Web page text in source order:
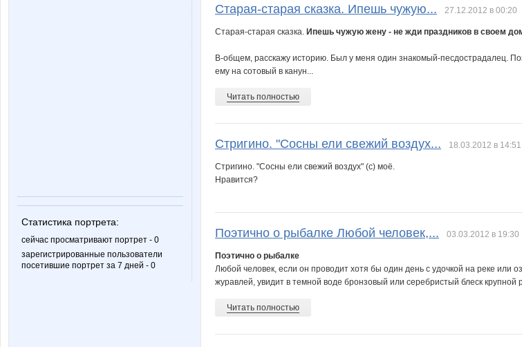
Статистика портрета:
сейчас просматривают портрет - 0
зарегистрированные пользователи
посетившие портрет за 7 дней - 0
Старая-старая сказка. Ипешь чужую... 27.12.2012 в 00:20
Старая-старая сказка. Ипешь чужую жену - не жди праздников в своем
В-общем, расскажу историю. Был у меня один знакомый-песдострадалец.
ему на сотовый в канун...
Читать полностью
Стригино. "Сосны ели свежий воздух... 18.03.2012 в 14:51
Стригино. "Сосны ели свежий воздух" (с) моё.
Нравится?
Поэтично о рыбалке Любой человек,... 03.03.2012 в 19:30
Поэтично о рыбалке
Любой человек, если он проводит хотя бы один день с удочкой на реке
журавлей, увидит в темной воде бронзовый или серебристый блеск крупной
Читать полностью